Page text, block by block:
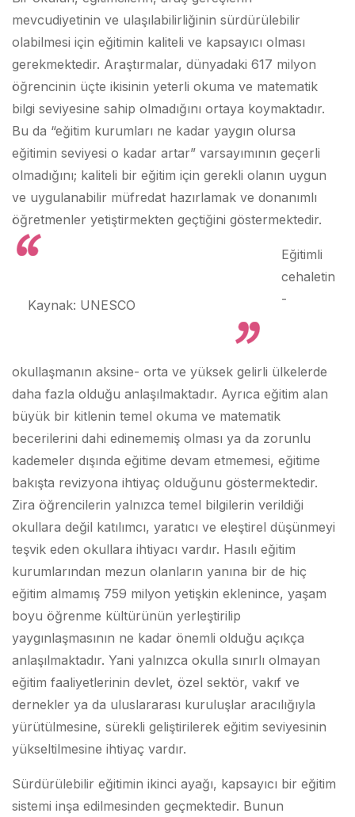
mevcudiyetinin ve ulaşılabilirliğinin sürdürülebilir
olabilmesi için eğitimin kaliteli ve kapsayıcı olması
gerekmektedir. Araştırmalar, dünyadaki 617 milyon
öğrencinin üçte ikisinin yeterli okuma ve matematik
bilgi seviyesine sahip olmadığını ortaya koymaktadır.
Bu da “eğitim kurumları ne kadar yaygın olursa
eğitimin seviyesi o kadar artar” varsayımının geçerli
olmadığını; kaliteli bir eğitim için gerekli olanın uygun
ve uygulanabilir müfredat hazırlamak ve donanımlı
öğretmenler yetiştirmekten geçtiğini göstermektedir.
Kaynak: UNESCO
Eğitimli
cehaletin
-
okullaşmanın aksine- orta ve yüksek gelirli ülkelerde
daha fazla olduğu anlaşılmaktadır. Ayrıca eğitim alan
büyük bir kitlenin temel okuma ve matematik
becerilerini dahi edinememiş olması ya da zorunlu
kademeler dışında eğitime devam etmemesi, eğitime
bakışta revizyona ihtiyaç olduğunu göstermektedir.
Zira öğrencilerin yalnızca temel bilgilerin verildiği
okullara değil katılımcı, yaratıcı ve eleştirel düşünmeyi
teşvik eden okullara ihtiyacı vardır. Hasılı eğitim
kurumlarından mezun olanların yanına bir de hiç
eğitim almamış 759 milyon yetişkin eklenince, yaşam
boyu öğrenme kültürünün yerleştirilip
yaygınlaşmasının ne kadar önemli olduğu açıkça
anlaşılmaktadır. Yani yalnızca okulla sınırlı olmayan
eğitim faaliyetlerinin devlet, özel sektör, vakıf ve
dernekler ya da uluslararası kuruluşlar aracılığıyla
yürütülmesine, sürekli geliştirilerek eğitim seviyesinin
yükseltilmesine ihtiyaç vardır.
Sürdürülebilir eğitimin ikinci ayağı, kapsayıcı bir eğitim
sistemi inşa edilmesinden geçmektedir. Bunun